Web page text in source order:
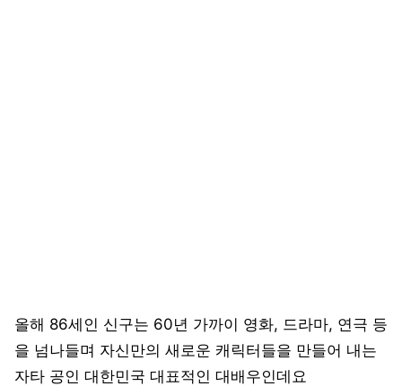
올해 86세인 신구는 60년 가까이 영화, 드라마, 연극 등
을 넘나들며 자신만의 새로운 캐릭터들을 만들어 내는
자타 공인 대한민국 대표적인 대배우인데요